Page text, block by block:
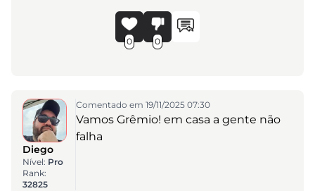
0 0
Diego
Nível: Pro
Rank:
32825
Comentado em 19/11/2025 07:30
Vamos Grêmio! em casa a gente não
falha